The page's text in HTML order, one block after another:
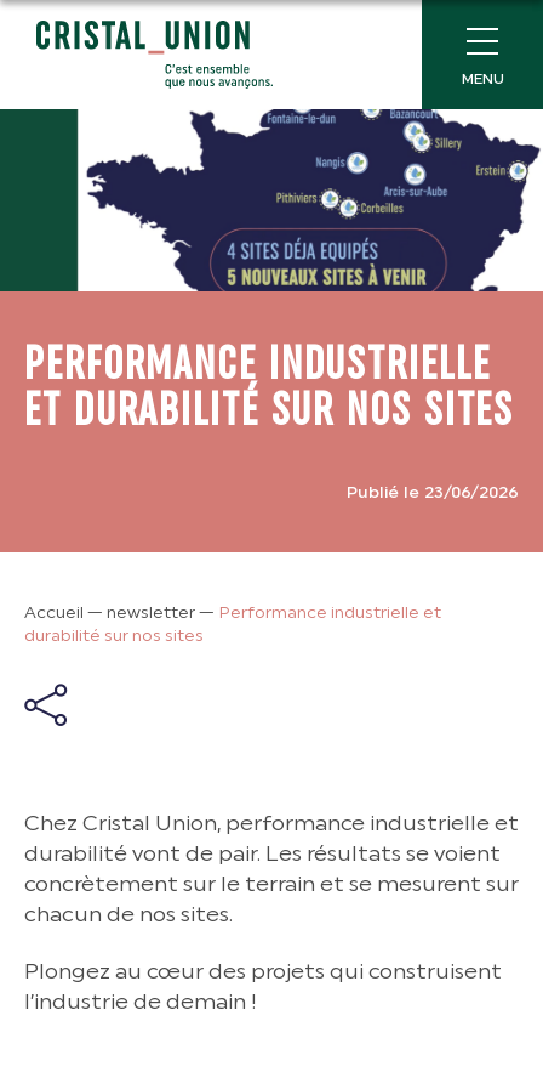
MENU
PERFORMANCE INDUSTRIELLE
ET DURABILITÉ SUR NOS SITES
Publié le 23/06/2026
Accueil — newsletter— Performance industrielle et
durabilité sur nos sites
Chez Cristal Union, performance industrielle et
durabilité vont de pair. Les résultats se voient
concrètement sur le terrain et se mesurent sur
chacun de nos sites.
Plongez au cœur des projets qui construisent
l’industrie de demain !